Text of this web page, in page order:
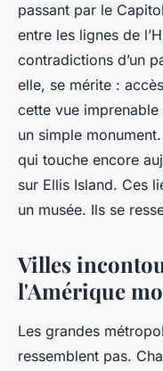
passant par le
entre les lignes de
contradictions d’un
elle, se mérite :
cette vue
un simple
qui touche encore
sur Ellis Island. Ces
un musée. Ils se
Villes
l'Amérique
Les grandes
ressemblent pas.